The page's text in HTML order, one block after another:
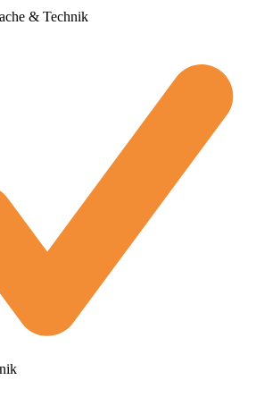
& Technik